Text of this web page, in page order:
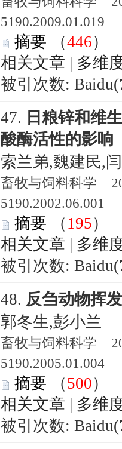
5190.2009.01.019
摘要 （446
相关文章 | 多维
被引次数: Baidu(
47. 日粮锌和维
酸酶活性的影响
索兰弟,魏建民,
畜牧与饲料科学
5190.2002.06.001
摘要 （ 195
相关文章 | 多维
被引次数: Baidu(
48. 反刍动物挥
郭冬生,彭小兰
畜牧与饲料科学
5190.2005.01.004
摘要 （500
相关文章 | 多维
被引次数: Baidu(